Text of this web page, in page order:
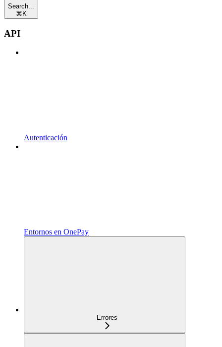
Search...
⌘ K
API
Autenticación
Entornos en OnePay
Errores